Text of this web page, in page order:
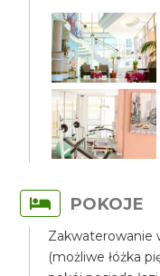
POKOJE
Zakwaterowanie
(możliwe łóżka